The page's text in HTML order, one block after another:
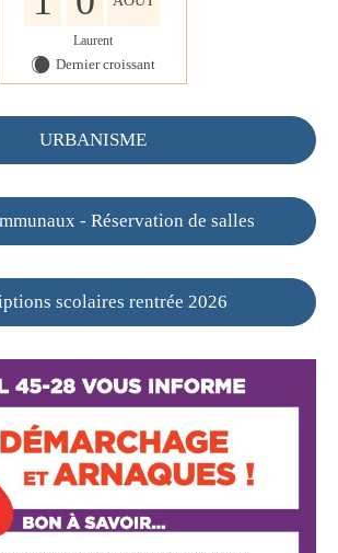
Laurent
X Dernier croissant
URBANISME
- Réservation de salles
scolaires rentrée 2026